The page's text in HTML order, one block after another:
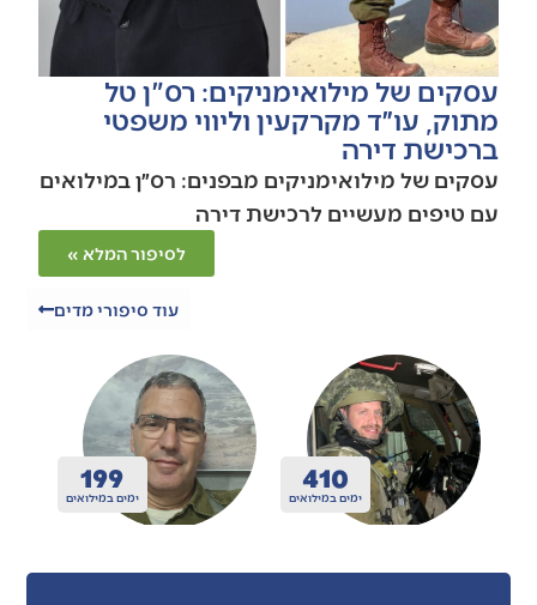
עסקים של מילואימניקים: רס"ן טל
מתוק, עו״ד מקרקעין וליווי משפטי
ברכישת דירה
עסקים של מילואימניקים מבפנים: רס״ן במילואים
עם טיפים מעשיים לרכישת דירה
לסיפור המלא »
עוד סיפורי מדים
ימים במילואים
410
ימים במילואים
200